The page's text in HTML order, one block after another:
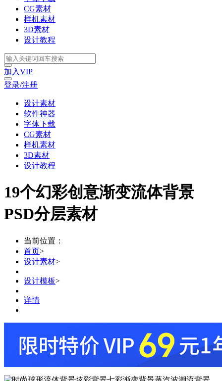
CG素材
样机素材
3D素材
设计教程
加入VIP
登录/注册
设计素材
软件神器
字体下载
CG素材
样机素材
3D素材
设计教程
19个幻彩创意渐变流体背景
PSD分层素材
当前位置：
首页>
设计素材>
设计模板>
详情